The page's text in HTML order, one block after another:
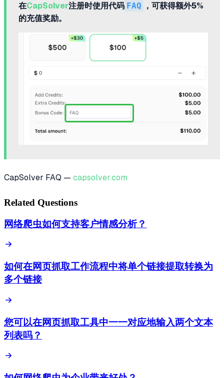
在CapSolver注册时使用代码 FAQ
，可获得额外5%
的充值奖励。
CapSolver FAQ — capsolver.com
Related Questions
网络爬虫如何支持客户情感分析？
如何在网页抓取工作流程中将单个链接提取转换为
多个链接
您可以在网页抓取工具中一一对应地输入两个文本
列表吗？